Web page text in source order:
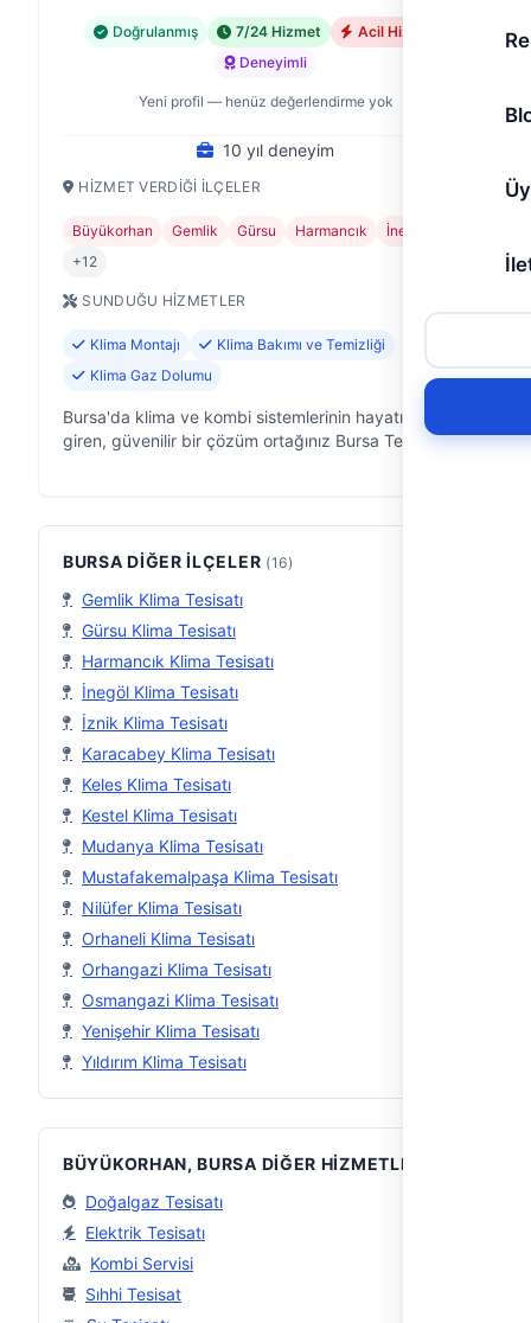
Doğrulanmış 7/24 Hizmet
Acil Hizmet
Deneyimli
Yeni profil — henüz değerlendirme yok
10 yıl deneyim
HIZMET VERDIĞI İLÇELER
Büyükorhan Gemlik Gürsu Harmancık
İnegöl
+12
SUNDUĞU HIZMETLER
Klima Montajı
Klima Bakımı ve Temizliği
Klima Gaz Dolumu
Bursa'da klima ve kombi sistemlerinin hayatına
giren, güvenilir bir çözüm ortağınız Bursa Teknik
BURSA DIĞER İLÇELER (16)
Gemlik Klima Tesisatı
Gürsu Klima Tesisatı
Harmancık Klima Tesisatı
İnegöl Klima Tesisatı
İznik Klima Tesisatı
Karacabey Klima Tesisatı
Keles Klima Tesisatı
Kestel Klima Tesisatı
Mudanya Klima Tesisatı
Mustafakemalpaşa Klima Tesisatı
Nilüfer Klima Tesisatı
Orhaneli Klima Tesisatı
Orhangazi Klima Tesisatı
Osmangazi Klima Tesisatı
Yenişehir Klima Tesisatı
Yıldırım Klima Tesisatı
BÜYÜKORHAN, BURSA DIĞER HIZMETLER
Doğalgaz Tesisatı
Elektrik Tesisatı
Kombi Servisi
Sıhhi Tesisat